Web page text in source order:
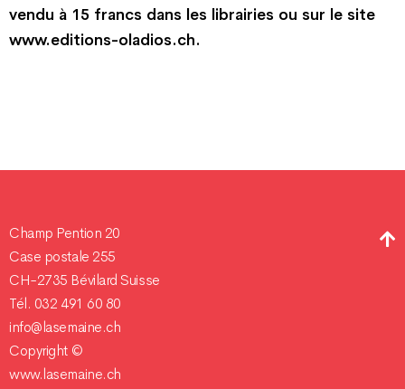
vendu à 15 francs dans les librairies ou sur le site
www.editions-oladios.ch.
Champ Pention 20
Case postale 255
CH-2735 Bévilard Suisse
Tél. 032 491 60 80
info@lasemaine.ch
Copyright ©
www.lasemaine.ch